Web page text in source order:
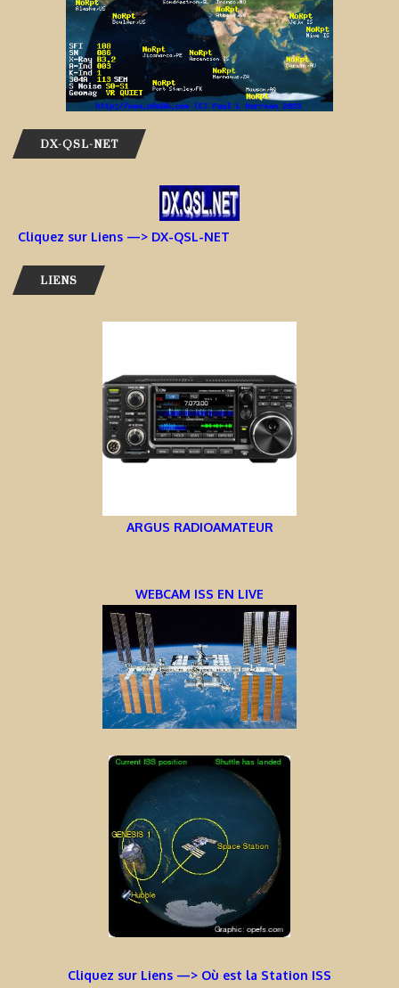
DX-QSL-NET
Cliquez sur Liens —> DX-QSL-NET
LIENS
ARGUS RADIOAMATEUR
WEBCAM ISS EN LIVE
Cliquez sur Liens —> Où est la Station ISS